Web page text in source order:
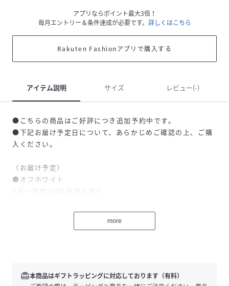
アプリならポイント最大3倍！
毎月エントリー＆条件達成が必要です。 詳しくはこちら
Rakuten Fashionアプリで購入する
アイテム説明 サイズ レビュー(-)
●こちらの商品はご好評につき追加予約中です。
●下記お届け予定日について、あらかじめご確認の上、ご購
入ください。
〈お届け予定〉
●オフホワイト
8/6～注文⇒9月中旬お届け
編立てのレース襟が目を惹く、夏にぴったりなフレンチスリ
more
redeem本商品はギフトラッピングに対応しております（有料）